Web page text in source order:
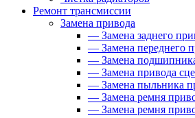
Ремонт трансмиссии
Замена привода
— Замена заднего
— Замена переднего
— Замена
— Замена привода
— Замена пыльника
— Замена ремня
— Замена ремня